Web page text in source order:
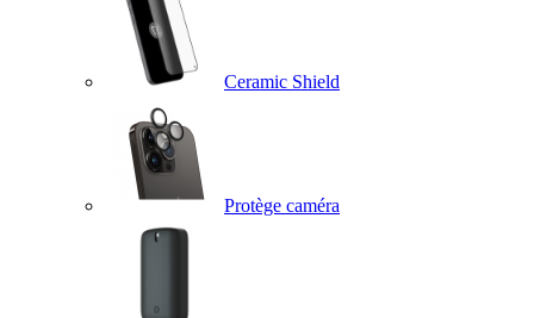
Ceramic Shield
Protège caméra